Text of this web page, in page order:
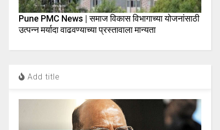
Pune PMC News | समाज विकास विभागाच्या योजनांसाठी
उत्पन्न मर्यादा वाढवण्याच्या प्रस्तावाला मान्यता
Add title